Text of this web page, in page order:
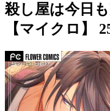
殺し屋は今日
【マイクロ】